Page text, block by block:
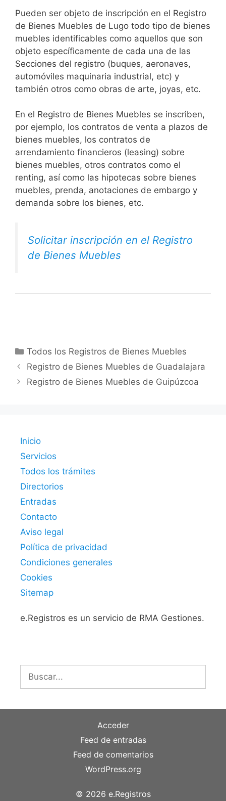
Pueden ser objeto de inscripción en el Registro
de Bienes Muebles de Lugo todo tipo de bienes
muebles identificables como aquellos que son
objeto específicamente de cada una de las
Secciones del registro (buques, aeronaves,
automóviles maquinaria industrial, etc) y
también otros como obras de arte, joyas, etc.
En el Registro de Bienes Muebles se inscriben,
por ejemplo, los contratos de venta a plazos de
bienes muebles, los contratos de
arrendamiento financieros (leasing) sobre
bienes muebles, otros contratos como el
renting, así como las hipotecas sobre bienes
muebles, prenda, anotaciones de embargo y
demanda sobre los bienes, etc.
Solicitar inscripción en el Registro
de Bienes Muebles
Categorías
Todos los Registros de Bienes Muebles
Registro de Bienes Muebles de Guadalajara
Registro de Bienes Muebles de Guipúzcoa
Inicio
Servicios
Todos los trámites
Directorios
Entradas
Contacto
Aviso legal
Política de privacidad
Condiciones generales
Cookies
Sitemap
e.Registros es un servicio de RMA Gestiones.
Acceder
Feed de entradas
Feed de comentarios
WordPress.org
© 2026 e.Registros